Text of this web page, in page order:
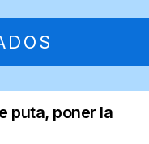
puta, poner la